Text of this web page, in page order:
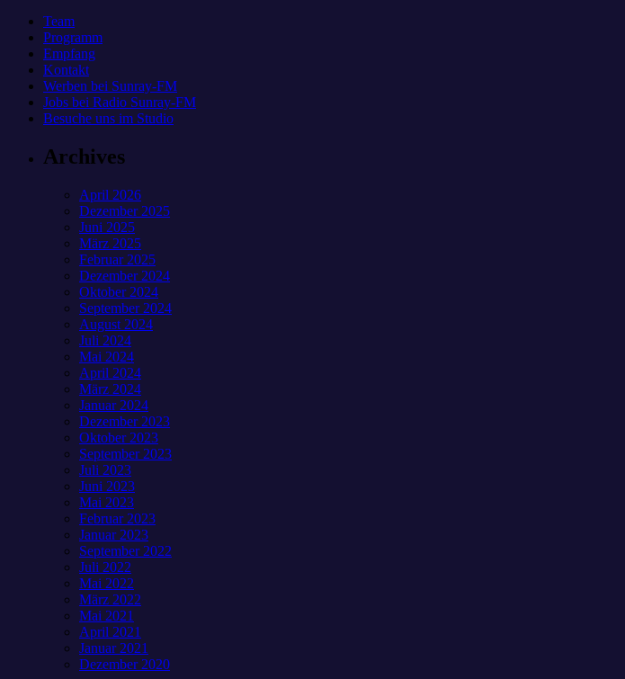
Team
Programm
Empfang
Kontakt
Werben bei Sunray-FM
Jobs bei Radio Sunray-FM
Besuche uns im Studio
Archives
April 2026
Dezember 2025
Juni 2025
März 2025
Februar 2025
Dezember 2024
Oktober 2024
September 2024
August 2024
Juli 2024
Mai 2024
April 2024
März 2024
Januar 2024
Dezember 2023
Oktober 2023
September 2023
Juli 2023
Juni 2023
Mai 2023
Februar 2023
Januar 2023
September 2022
Juli 2022
Mai 2022
März 2022
Mai 2021
April 2021
Januar 2021
Dezember 2020